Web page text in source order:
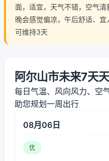
面，适宜，天气不错，空气
晚会感觉偏凉，午后舒适、
可维持3天
阿尔山市未来7天
每日气温、风向风力、空
助您规划一周出行
08月06日
优